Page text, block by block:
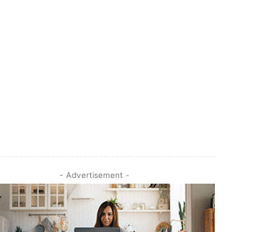
- Advertisement -